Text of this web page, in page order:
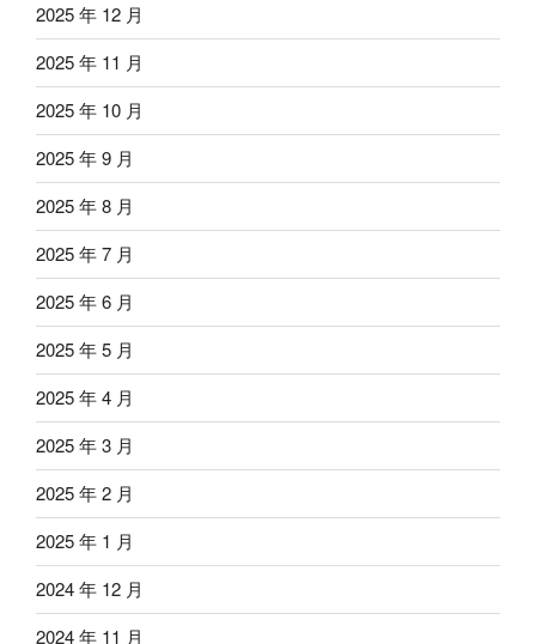
2025 年 12 月
2025 年 11 月
2025 年 10 月
2025 年 9 月
2025 年 8 月
2025 年 7 月
2025 年 6 月
2025 年 5 月
2025 年 4 月
2025 年 3 月
2025 年 2 月
2025 年 1 月
2024 年 12 月
2024 年 11 月